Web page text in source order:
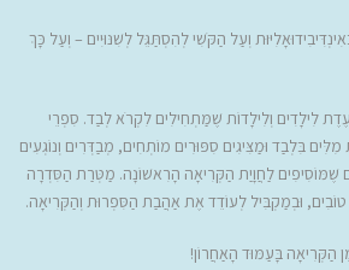
וְעַל הַקֹּשִׁי לְהִסְתַּגֵּל לְשִׁנּוּיִים – וְעַל כָּךְ
לִילָדִים וְלִילָדוֹת שֶׁמַּתְחִילִים לִקְרֹא לְבַד. סִפְרֵי
בִּלְבַד וּמַצִּיגִים סִפּוּרִים מוֹתְחִים, מְבַדְּרִים וְנוֹגְעִים
שֶׁמּוֹסִיפִים לַחֲוָיַת הַקְּרִיאָה הָרִאשׁוֹנָה. מַטְּרַת הַסִּדְרָה
וּבְמַקְבִּיל לְעוֹדֵד אֶת אַהֲבַת הַסִּפְרוּת וְהַקְּרִיאָה.
הַקְּרִיאָה בָּעַמּוּד הָאַחֲרוֹן!